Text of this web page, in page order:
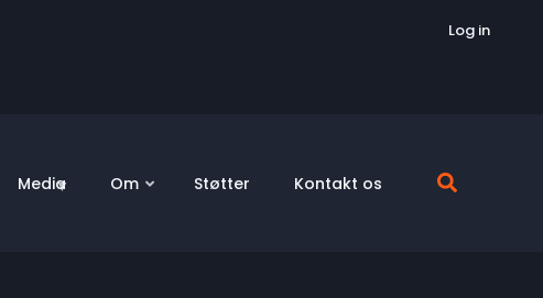
Log in
Media Om Støtter Kontakt os